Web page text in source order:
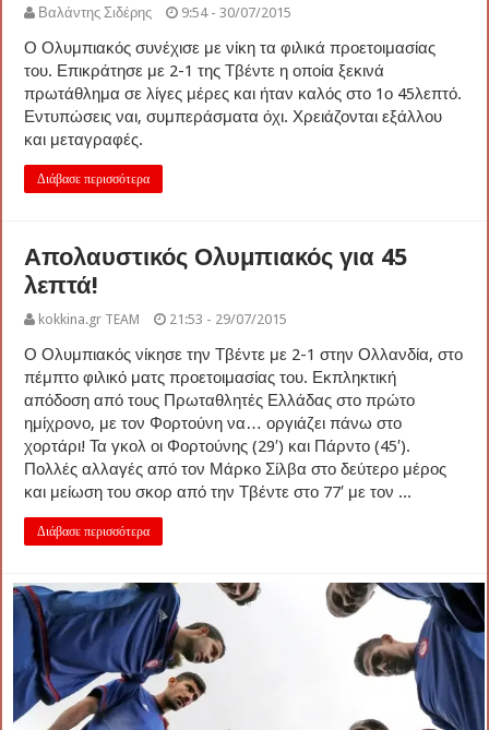
Βαλάντης Σιδέρης 9:54 - 30/07/2015
Ο Ολυμπιακός συνέχισε με νίκη τα φιλικά προετοιμασίας
του. Επικράτησε με 2-1 της Τβέντε η οποία ξεκινά
πρωτάθλημα σε λίγες μέρες και ήταν καλός στο 1ο 45λεπτό.
Εντυπώσεις ναι, συμπεράσματα όχι. Χρειάζονται εξάλλου
και μεταγραφές.
Διάβασε περισσότερα
Απολαυστικός Ολυμπιακός για 45
λεπτά!
kokkina.gr TEAM 21:53 - 29/07/2015
Ο Ολυμπιακός νίκησε την Τβέντε με 2-1 στην Ολλανδία, στο
πέμπτο φιλικό ματς προετοιμασίας του. Εκπληκτική
απόδοση από τους Πρωταθλητές Ελλάδας στο πρώτο
ημίχρονο, με τον Φορτούνη να… οργιάζει πάνω στο
χορτάρι! Τα γκολ οι Φορτούνης (29′) και Πάρντο (45′).
Πολλές αλλαγές από τον Μάρκο Σίλβα στο δεύτερο μέρος
και μείωση του σκορ από την Τβέντε στο 77′ με τον ...
Διάβασε περισσότερα